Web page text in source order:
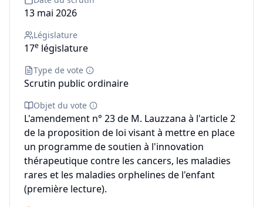
13 mai 2026
Législature
17e législature
Type de vote
Scrutin public ordinaire
Objet du vote
L'amendement n° 23 de M. Lauzzana à l'article 2
de la proposition de loi visant à mettre en place
un programme de soutien à l'innovation
thérapeutique contre les cancers, les maladies
rares et les maladies orphelines de l'enfant
(première lecture).